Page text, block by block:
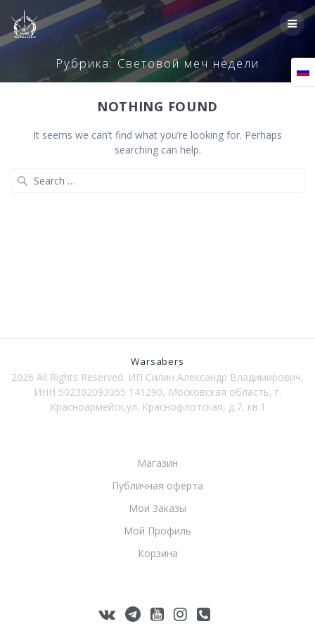
Skip
to
content
Рубрика: Световой меч недели
NOTHING FOUND
It seems we can’t find what you’re looking for. Perhaps
searching can help.
Warsabers
2026 All Rights Reserved. ИП Силин Александр Владимирович,
ИНН 502302093055 141290, Московская область, г.
Красноармейск,ул. Краснофлотская, д.7, кв.1
Магазин
Публичная оферта
Мои Заказы
Мой Профиль
Корзина